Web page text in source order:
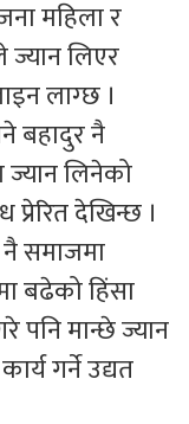
महिला र
ज्यान लिएर
लाग्छ ।
बहादुर नै
ज्यान लिनेको
देखिन्छ ।
नै समाजमा
बढेको हिंसा
पनि मान्छे ज्यान
गर्ने उद्यत